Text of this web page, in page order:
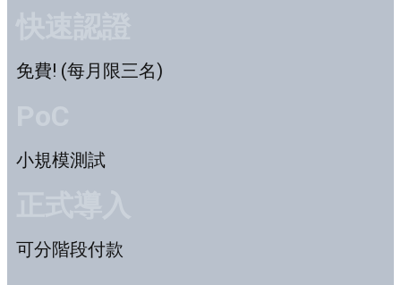
免費! (每月限三名)
小規模測試
可分階段付款